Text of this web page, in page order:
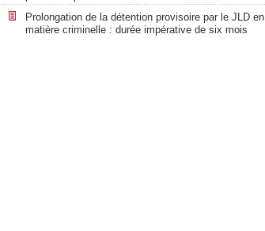
Prolongation de la détention provisoire par le JLD en
matière criminelle : durée impérative de six mois